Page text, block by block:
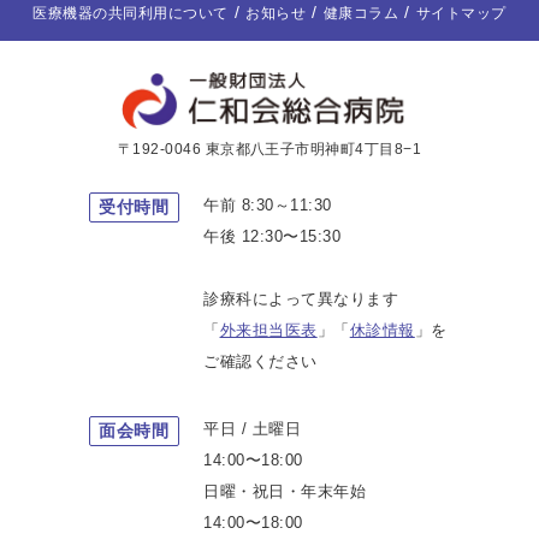
医療機器の共同利用について
お知らせ 健康コラム サイトマップ
〒192-0046 東京都八王子市明神町4丁目8−1
受付時間
午前 8:30～11:30
午後 12:30〜15:30
診療科によって異なります
「 外来担当医表 」「 休診情報 」を
ご確認ください
面会時間
平日 / 土曜日
14:00〜18:00
日曜・祝日・年末年始
14:00〜18:00